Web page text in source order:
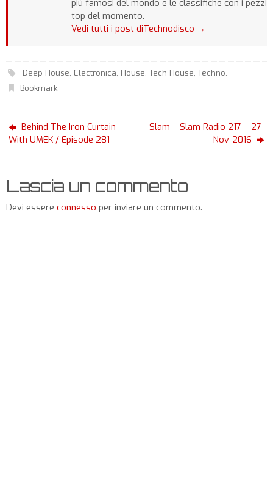
più famosi del mondo e le classifiche con i pezzi
top del momento.
Vedi tutti i post diTechnodisco →
Deep House, Electronica, House, Tech House, Techno.
Bookmark.
Behind The Iron Curtain
With UMEK / Episode 281
Slam – Slam Radio 217 – 27-
Nov-2016
Lascia un commento
Devi essere connesso per inviare un commento.